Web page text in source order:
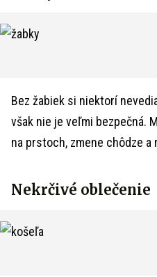
Bez žabiek si niektorí
však nie je veľmi bezpečná.
na prstoch, zmene chôdze a
Nekrčivé oblečenie